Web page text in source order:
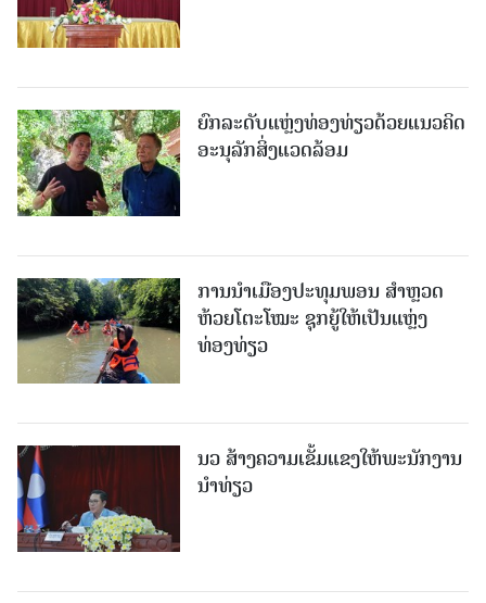
ຍົກລະດັບແຫຼ່ງທ່ອງທ່ຽວດ້ວຍແນວຄິດ
ອະນຸລັກສິ່ງແວດລ້ອມ
ການນຳເມືອງປະທຸມພອນ ສຳຫຼວດ
ຫ້ວຍໂຕະໂໝະ ຊຸກຍູ້ໃຫ້ເປັນແຫຼ່ງ
ທ່ອງທ່ຽວ
ນວ ສ້າງຄວາມເຂັ້ມແຂງໃຫ້ພະນັກງານ
ນຳທ່ຽວ